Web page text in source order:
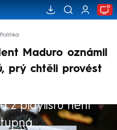
Politika
Maduro oznámil
prý chtěli provést
z playlistu není